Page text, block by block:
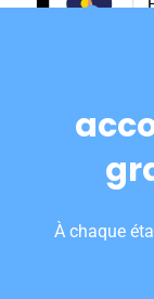
À chaque